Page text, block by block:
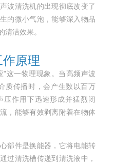
波清洗机的出现彻底改变了
的微小气泡，能够深入物品
清洁效果。
原理
"这一物理现象。当高频声波
质传播时，会产生数以百万
压作用下迅速形成并猛烈闭
，能够有效剥离附着在物体
部件是换能器，它将电能转
过清洗槽传递到清洗液中，